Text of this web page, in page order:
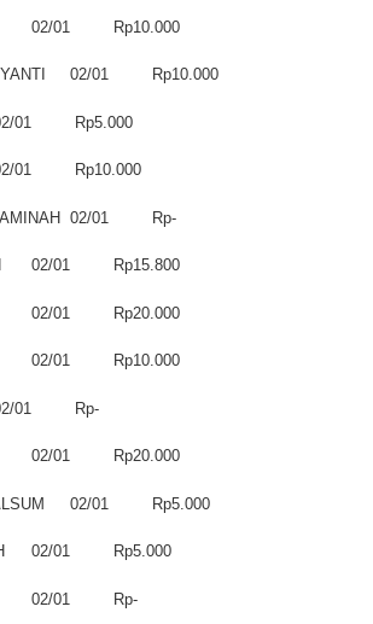
02/01 Rp10.000
02/01 Rp10.000
01 Rp5.000
01 Rp10.000
02/01 Rp-
02/01 Rp15.800
02/01 Rp20.000
02/01 Rp10.000
01 Rp-
02/01 Rp20.000
02/01 Rp5.000
02/01 Rp5.000
02/01 Rp-